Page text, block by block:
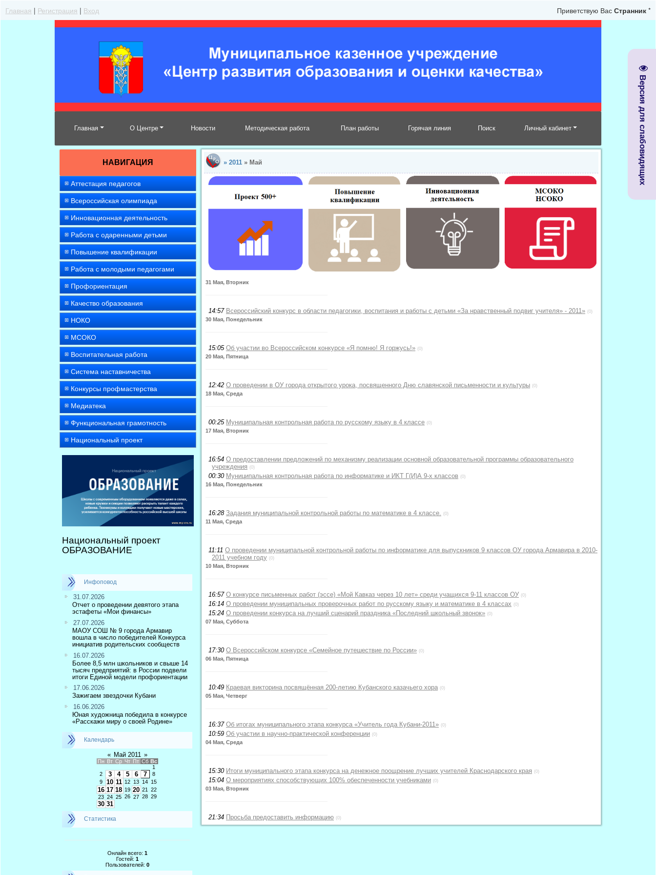
Версия для слабовидящих
Главная | Регистрация | Вход Приветствую Вас Странник *
Главная О Центре Новости Методическая работа План работы Горячая линия Поиск Личный кабинет
НАВИГАЦИЯ
Аттестация педагогов
Всероссийская олимпиада
Инновационная деятельность
Работа с одаренными детьми
Повышение квалификации
Работа с молодыми педагогами
Профориентация
Качество образования
НОКО
МСОКО
Воспитательная работа
Система наставничества
Конкурсы профмастерства
Медиатека
Функциональная грамотность
Национальный проект
Национальный проект
ОБРАЗОВАНИЕ
Инфоповод
31.07.2026
Отчет о проведении девятого этапа
эстафеты «Мои финансы»
27.07.2026
МАОУ СОШ № 9 города Армавир
вошла в число победителей Конкурса
инициатив родительских сообществ
16.07.2026
Более 8,5 млн школьников и свыше 14
тысяч предприятий: в России подвели
итоги Единой модели профориентации
17.06.2026
Зажигаем звездочки Кубани
16.06.2026
Юная художница победила в конкурсе
«Расскажи миру о своей Родине»
Календарь
« Май 2011 »
Пн Вт Ср Чт Пт Сб Вс
1
2
3 4 5 6 7
8
9
10 11 12 13 14 15
16 17 18 19 20 21
22
23 24 25 26 27 28 29
30 31
Статистика
Онлайн всего: 1
Гостей: 1
Пользователей: 0
» 2011 » Май
31 Мая, Вторник
14:57 Всероссийский конкурс в области педагогики, воспитания и работы с детьми «За нравственный подвиг учителя» - 2011» (0)
30 Мая, Понедельник
15:05 Об участии во Всероссийском конкурсе «Я помню! Я горжусь!» (0)
20 Мая, Пятница
12:42 О проведении в ОУ города открытого урока, посвященного Дню славянской письменности и культуры (0)
18 Мая, Среда
00:25 Муниципальная контрольная работа по русскому языку в 4 классе (0)
17 Мая, Вторник
16:54 О предоставлении предложений по механизму реализации основной образовательной программы образовательного
учреждения (0)
00:30 Муниципальная контрольная работа по информатике и ИКТ Г(И)А 9-х классов (0)
16 Мая, Понедельник
16:28 Задания муниципальной контрольной работы по математике в 4 классе. (0)
11 Мая, Среда
11:11 О проведении муниципальной контрольной работы по информатике для выпускников 9 классов ОУ города Армавира в 2010-
2011 учебном году (0)
10 Мая, Вторник
16:57 О конкурсе письменных работ (эссе) «Мой Кавказ через 10 лет» среди учащихся 9-11 классов ОУ (0)
16:14 О проведении муниципальных проверочных работ по русскому языку и математике в 4 классах (0)
15:24 О проведении конкурса на лучший сценарий праздника «Последний школьный звонок» (0)
07 Мая, Суббота
17:30 О Всероссийском конкурсе «Семейное путешествие по России» (0)
06 Мая, Пятница
10:49 Краевая викторина посвящённая 200-летию Кубанского казачьего хора (0)
05 Мая, Четверг
16:37 Об итогах муниципального этапа конкурса «Учитель года Кубани-2011» (0)
10:59 Об участии в научно-практической конференции (0)
04 Мая, Среда
15:30 Итоги муниципального этапа конкурса на денежное поощрение лучших учителей Краснодарского края (0)
15:04 О мероприятиях способствующих 100% обеспеченности учебниками (0)
03 Мая, Вторник
21:34 Просьба предоставить информацию (0)